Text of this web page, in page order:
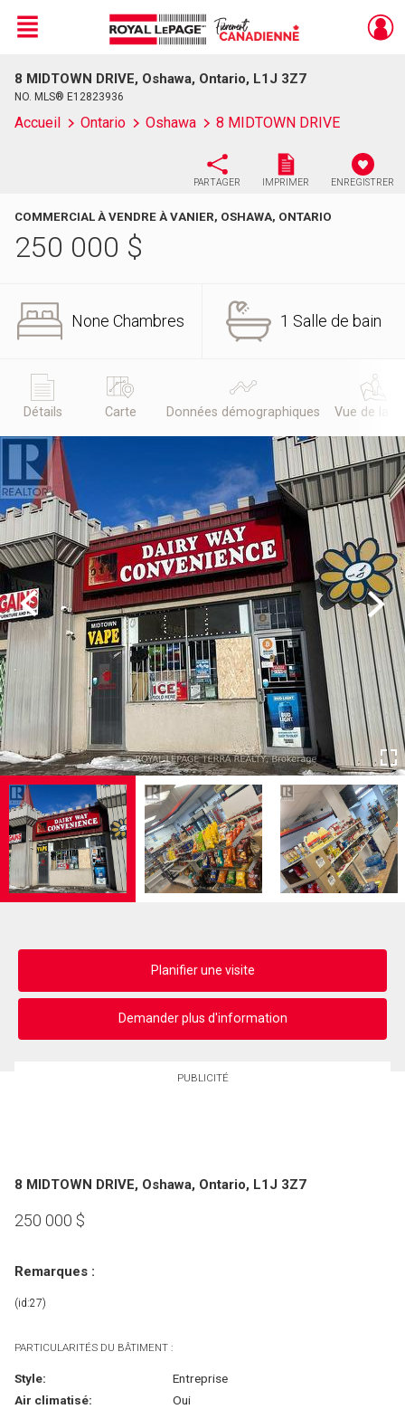
Live
En Direct
Menu
8 MIDTOWN DRIVE, Oshawa, Ontario, L1J 3Z7
NO. MLS® E12823936
Accueil Ontario Oshawa 8 MIDTOWN DRIVE
PARTAGER IMPRIMER ENREGISTRER
COMMERCIAL À VENDRE À VANIER, OSHAWA, ONTARIO
250 000 $
None Chambres 1 Salle de bain
Détails Carte Données démographiques Vue de la
Previous Next
Planifier une visite
Demander plus d'information
PUBLICITÉ
8 MIDTOWN DRIVE, Oshawa, Ontario, L1J 3Z7
250 000 $
Remarques :
(id:27)
PARTICULARITÉS DU BÂTIMENT :
Style:
Entreprise
Air climatisé:
Oui